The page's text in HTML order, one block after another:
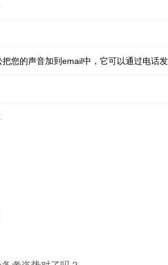
您的声音加到email中，它可以通过电话